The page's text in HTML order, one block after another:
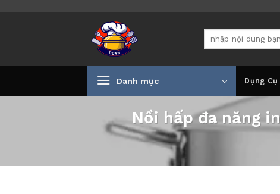
Tìm
kiếm:
Danh mục Dụng
Nồi hấp đa năng